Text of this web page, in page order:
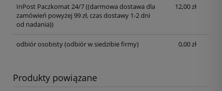
InPost Paczkomat 24/7((darmowa dostawa dla
zamówień powyżej 99 zł, czas dostawy 1-2 dni
od nadania))
12,00 zł
odbiór osobisty(odbiór w siedzibie firmy) 0,00 zł
Produkty powiązane